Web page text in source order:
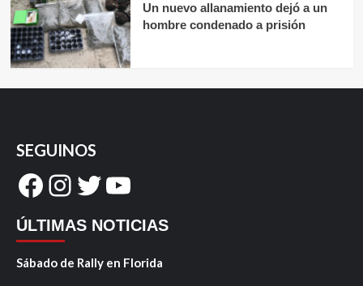
Un nuevo allanamiento dejó a un
hombre condenado a prisión
SEGUINOS
Facebook
Instagram
Twitter
YouTube
ÚLTIMAS NOTICIAS
Sábado de Rally en Florida